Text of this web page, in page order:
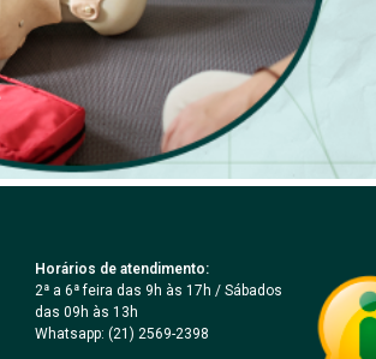
Horários de atendimento:
2ª a 6ª feira das 9h às 17h / Sábados
das 09h às 13h
Whatsapp: (21) 2569-2398